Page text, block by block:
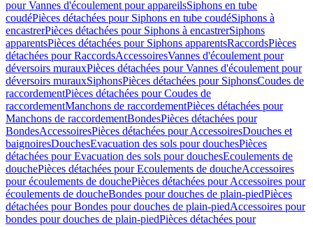
pour Vannes d'écoulement pour appareilsSiphons en tube
coudéPièces détachées pour Siphons en tube coudéSiphons à
encastrerPièces détachées pour Siphons à encastrerSiphons
apparentsPièces détachées pour Siphons apparentsRaccordsPièces
détachées pour RaccordsAccessoiresVannes d'écoulement pour
déversoirs murauxPièces détachées pour Vannes d'écoulement pour
déversoirs murauxSiphonsPièces détachées pour SiphonsCoudes de
raccordementPièces détachées pour Coudes de
raccordementManchons de raccordementPièces détachées pour
Manchons de raccordementBondesPièces détachées pour
BondesAccessoiresPièces détachées pour AccessoiresDouches et
baignoiresDouchesEvacuation des sols pour douchesPièces
détachées pour Evacuation des sols pour douchesEcoulements de
douchePièces détachées pour Ecoulements de doucheAccessoires
pour écoulements de douchePièces détachées pour Accessoires pour
écoulements de doucheBondes pour douches de plain-piedPièces
détachées pour Bondes pour douches de plain-piedAccessoires pour
bondes pour douches de plain-piedPièces détachées pour